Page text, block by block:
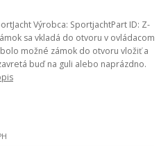
Výrobca: SportjachtPart ID: Z-
sa vkladá do otvoru v ovládacom
možné zámok do otvoru vložiť a
buď na guli alebo naprázdno.